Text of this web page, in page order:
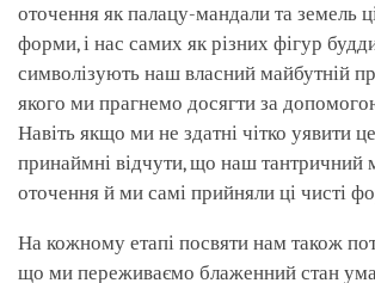
оточення як палацу-мандали та земель
форми, і нас самих як різних фігур
символізують наш власний майбутній
якого ми прагнемо досягти за
Навіть якщо ми не здатні чітко уявити
принаймні відчути, що наш тантричний
оточення й ми самі прийняли ці чисті
На кожному етапі посвяти нам також
що ми переживаємо блаженний стан